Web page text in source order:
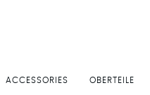
ACCESSORIES OBERTEILE